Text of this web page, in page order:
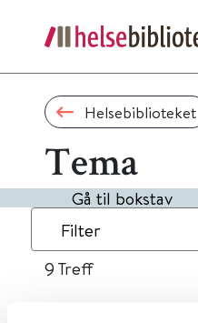
Helsebiblioteket
Tema
Gå til bokstav
Filter
9 Treff